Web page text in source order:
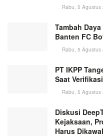
Rabu, 5
Tambah
Banten FC
Rabu, 5
PT IKPP
Saat
Rabu, 5
Diskusi
Kejaksaan,
Harus